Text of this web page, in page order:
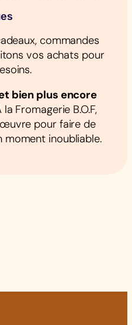
commandes
vos achats pour
bien plus encore
Fromagerie B.O.F,
pour faire de
moment inoubliable.